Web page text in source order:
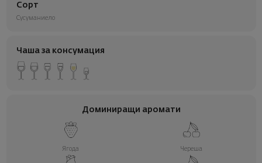
Сорт
Сусуманиело
Чаша за консумация
Доминиращи аромати
Ягода Череша